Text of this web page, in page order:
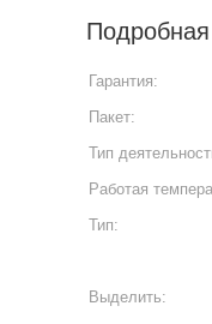
Гарантия:
Пакет:
Тип
Работая
Тип:
Выделить: